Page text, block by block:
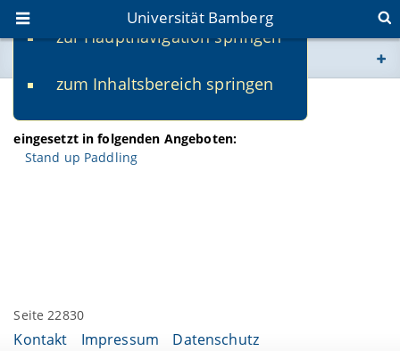
zur Hauptnavigation springen
zum Inhaltsbereich springen
Universität Bamberg
www.uni-bamberg.de
univis.uni-bamberg.de
Sandra Schmittlutz
eingesetzt in folgenden Angeboten:
Stand up Paddling
Seite 22830
Kontakt Impressum Datenschutz